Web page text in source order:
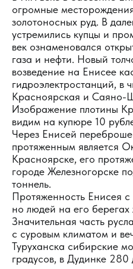
огромные
золотоносных руд. В
устремились купцы и
век ознаменовался
газа и нефти. Новый
возведение на Енисее
гидроэлектростанций, в
Красноярская и Саяно-
Изображение плотины
видим на купюре 10
Через Енисей
протяженным является
Красноярске, его
городе Железногорске
тоннель.
Протяженность Енисея
но людей на его берегах
Значительная часть
с суровым климатом и
Туруханска сибирские
градусов, в Дудинке 280